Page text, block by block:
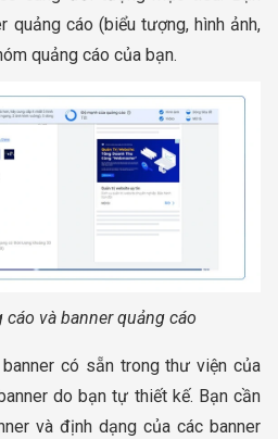
quảng cáo (biểu tượng, hình ảnh,
quảng cáo của bạn.
cáo và banner quảng cáo
có sẵn trong thư viện của
do bạn tự thiết kế. Bạn cần
và định dạng của các banner